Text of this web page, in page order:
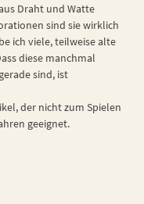
Draht und Watte
sind sie wirklich
ich viele, teilweise alte
diese manchmal
sind, ist
der nicht zum Spielen
geeignet.